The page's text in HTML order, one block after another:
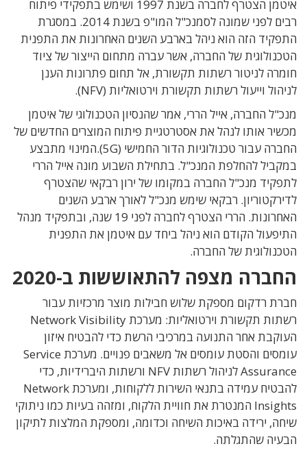
איטמן הצטרף לחברה בשנת 1997 ושימש בתפקידי פיתוח
רבים לפני שמונה לסמנכ"ל המו"פ בשנת 2014. במסגרת
התפקיד הזה הוא ניהל בארבע השנים האחרונות את התפנית
הטכנולוגית של החברה, אשר עברה מתחום הייצור של ציוד
חומרה לניטור רשתות תקשורת, אל תחום פתרונות הענן
לניהול וייעול רשתות תקשורת וירטואליות (NFV).
מנכ"ל החברה, אייל הררי, אמר שהנסיון הטכנולוגי של איטמן
מכשיר אותו לנהל את אסטרטגיית פיתוח המוצרים החדשים של
החברה עבור טכנולוגיות הדור החמישי (5G).המינוי מתבצע
במקביל להחלפת המנכ"ל. בתחילת השבוע מונה אייל הררי
לתפקיד מנכ"ל החברה במקומו של ירון רבקאי שהצטרף
לדירקטוריון. רבקאי שימש מנכ"ל לאורך ארבע השנים
האחרונות. הררי הצטרף לחברה לפני 19 שנה, ובתפקיד מנהל
התיפעול הקודם הוא ניהל ביחד עם איטמן את התפנית
הטכנולוגית של החברה.
החברה מצפה להתאוששות ב-2020
חברת רדקום מספקת שלוש חבילות מוצר מרכזיות עבור
רשתות תקשורת וירטואליות: מערכת Network Visibility
העוקבת אחר התנועה במרכיבי הרשת כדי להבטיח איזון
עומסים והסטת עומסים אל משאבים פנויים. מערכת Service
Assurance לניהול רשתות NFV ורשתות היברידיות, כדי
להבטיח עמידה בתנאי השירות ללקוחות, ומערכת Network
Insights המנטרת את חוויית הלקוח, ומזהה בעיות כמו ניתוקי
שיחה, ירידה באיכות השיחה וכדומה, ומספקת המלצות לתיקון
הבעיה שהתגלתה.